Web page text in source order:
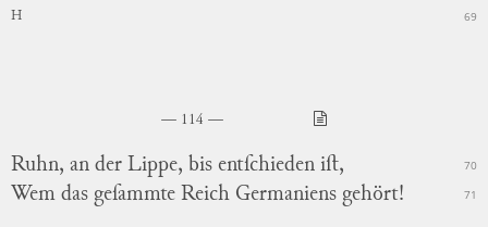
69
H
114
Ruhn, an der Lippe, bis entſchieden iſt, 70
Wem das geſammte Reich Germaniens gehört! 71